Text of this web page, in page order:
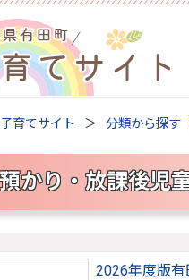
育てサイト 分類から探す
かり・放課後児
2026年度版有